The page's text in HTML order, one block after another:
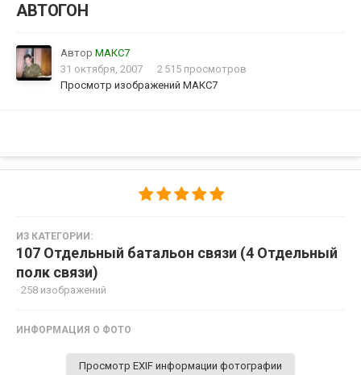
АВТОГОН
Автор МАКС7
31 октября, 2007
2 515 просмотров
Просмотр изображений МАКС7
ИЗ КАТЕГОРИИ:
107 Отдельный батальон связи (4 Отдельный
полк связи)
· 258 изображений
ИНФОРМАЦИЯ О ФОТО
Просмотр EXIF информации фотографии